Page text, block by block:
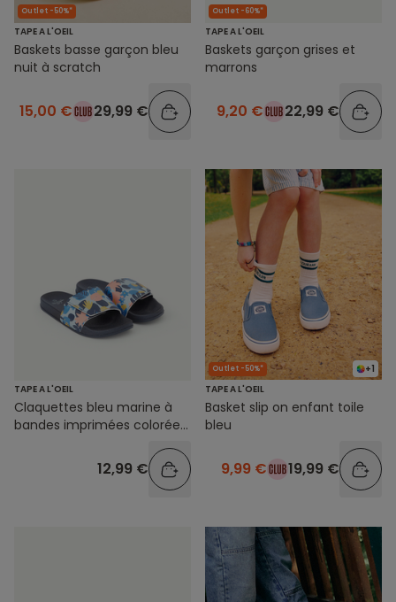
Outlet -50%*
TAPE A L'OEIL
Baskets basse garçon bleu
nuit à scratch
15,00 € 29,99 €
Outlet -60%*
TAPE A L'OEIL
Baskets garçon grises et
marrons
9,20 € 22,99 €
TAPE A L'OEIL
Claquettes bleu marine à
bandes imprimées colorées
12,99 €
+1
Outlet -50%*
TAPE A L'OEIL
Basket slip on enfant toile
bleu
9,99 € 19,99 €